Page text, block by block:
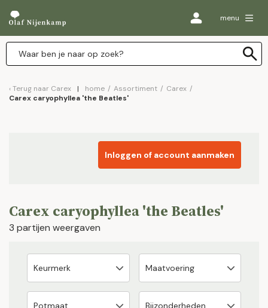
menu
Terug naar Carex home / Assortiment / Carex /
Carex caryophyllea 'the Beatles'
Inloggen of account aanmaken
Carex caryophyllea 'the Beatles'
3 partijen weergaven